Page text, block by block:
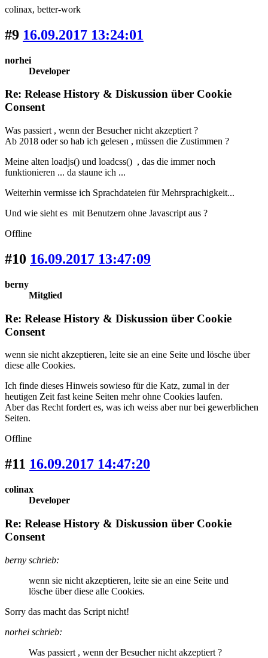
colinax, better-work
#9 16.09.2017 13:24:01
norhei
Developer
Re: Release History & Diskussion über Cookie
Consent
Was passiert , wenn der Besucher nicht akzeptiert ?
Ab 2018 oder so hab ich gelesen , müssen die Zustimmen ?
Meine alten loadjs() und loadcss() , das die immer noch
funktionieren ... da staune ich ...
Weiterhin vermisse ich Sprachdateien für Mehrsprachigkeit...
Und wie sieht es mit Benutzern ohne Javascript aus ?
Offline
#10 16.09.2017 13:47:09
berny
Mitglied
Re: Release History & Diskussion über Cookie
Consent
wenn sie nicht akzeptieren, leite sie an eine Seite und lösche über
diese alle Cookies.
Ich finde dieses Hinweis sowieso für die Katz, zumal in der
heutigen Zeit fast keine Seiten mehr ohne Cookies laufen.
Aber das Recht fordert es, was ich weiss aber nur bei gewerblichen
Seiten.
Offline
#11 16.09.2017 14:47:20
colinax
Developer
Re: Release History & Diskussion über Cookie
Consent
berny schrieb:
wenn sie nicht akzeptieren, leite sie an eine Seite und
lösche über diese alle Cookies.
Sorry das macht das Script nicht!
norhei schrieb:
Was passiert , wenn der Besucher nicht akzeptiert ?